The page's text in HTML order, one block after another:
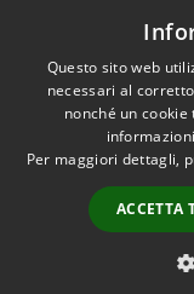
Dichiarazione
Accessibilità
Questo sito web
necessari al
nonché un
Per maggiori dettagli,
ACCETTA